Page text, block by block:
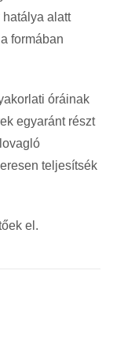
alatt
formában
óráinak
egyaránt részt
teljesítsék
el.